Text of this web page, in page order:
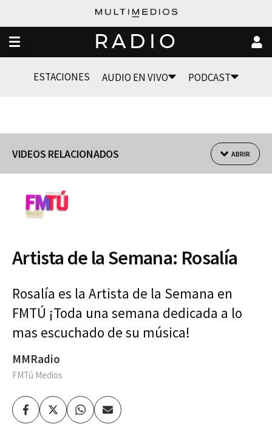
RADIO
ESTACIONES AUDIO EN VIVO PODCAST
VIDEOS RELACIONADOS ABRIR
Artista de la Semana: Rosalía
Rosalía es la Artista de la Semana en
FMTÚ ¡Toda una semana dedicada a lo
mas escuchado de su música!
MMRadio
FMTú Medios
FacebookTwitterWhatsapp
Enviar
por